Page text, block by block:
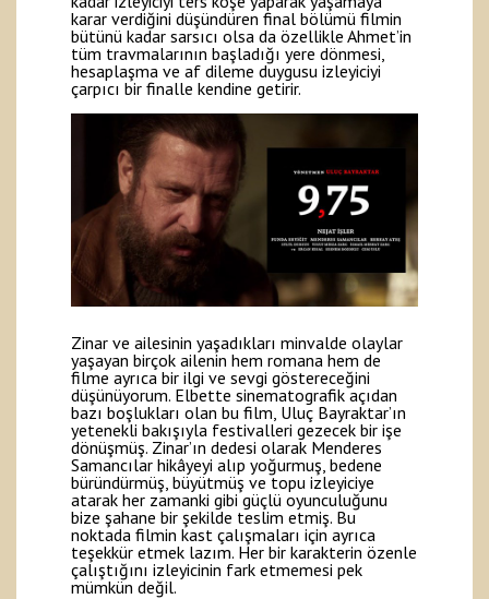
karar verdiğini düşündüren final bölümü filmin
bütünü kadar sarsıcı olsa da özellikle Ahmet’in
tüm travmalarının başladığı yere dönmesi,
hesaplaşma ve af dileme duygusu izleyiciyi
çarpıcı bir finalle kendine getirir.
Zinar ve ailesinin yaşadıkları minvalde olaylar
yaşayan birçok ailenin hem romana hem de
filme ayrıca bir ilgi ve sevgi göstereceğini
düşünüyorum. Elbette sinematografik açıdan
bazı boşlukları olan bu film, Uluç Bayraktar’ın
yetenekli bakışıyla festivalleri gezecek bir işe
dönüşmüş. Zinar’ın dedesi olarak Menderes
Samancılar hikâyeyi alıp yoğurmuş, bedene
büründürmüş, büyütmüş ve topu izleyiciye
atarak her zamanki gibi güçlü oyunculuğunu
bize şahane bir şekilde teslim etmiş. Bu
noktada filmin kast çalışmaları için ayrıca
teşekkür etmek lazım. Her bir karakterin özenle
çalıştığını izleyicinin fark etmemesi pek
mümkün değil.